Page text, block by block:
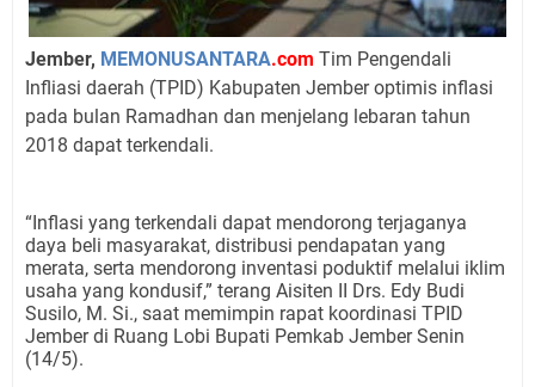
Jember, MEMONUSANTARA.com Tim Pengendali
Infliasi daerah (TPID) Kabupaten Jember optimis inflasi
pada bulan Ramadhan dan menjelang lebaran tahun
2018 dapat terkendali.
“Inflasi yang terkendali dapat mendorong terjaganya
daya beli masyarakat, distribusi pendapatan yang
merata, serta mendorong inventasi poduktif melalui iklim
usaha yang kondusif,” terang Aisiten II Drs. Edy Budi
Susilo, M. Si., saat memimpin rapat koordinasi TPID
Jember di Ruang Lobi Bupati Pemkab Jember Senin
(14/5).